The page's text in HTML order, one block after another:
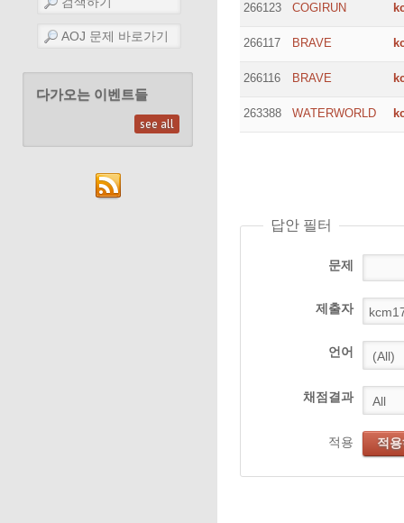
다가오는 이벤트들
see all
266123 COGIRUN
266117 BRAVE
266116 BRAVE
263388 WATERWORLD
답안 필터
문제
제출자
언어
채점결과
적용 적